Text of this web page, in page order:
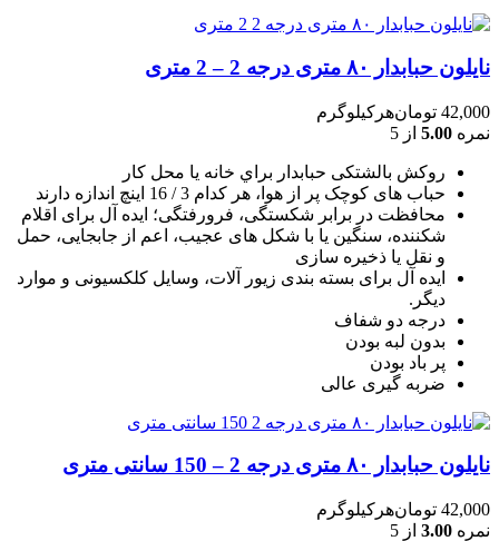
نایلون حبابدار ۸۰ متری درجه 2 – 2 متری
42,000 تومانهرکیلوگرم
نمره 5.00 از 5
روکش بالشتکی حبابدار براي خانه يا محل کار
حباب های کوچک پر از هوا، هر کدام 3 / 16 اينچ اندازه دارند
محافظت در برابر شکستگی، فرورفتگی؛ ايده آل برای اقلام
شکننده، سنگين يا با شکل های عجيب، اعم از جابجايی، حمل
و نقل يا ذخيره سازی
ایده آل برای بسته بندی زیور آلات، وسایل کلکسیونی و موارد
دیگر.
درجه دو شفاف
بدون لبه بودن
پر باد بودن
ضربه گیری عالی
نایلون حبابدار ۸۰ متری درجه 2 – 150 سانتی متری
42,000 تومانهرکیلوگرم
نمره 3.00 از 5